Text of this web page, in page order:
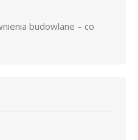
budowlane – co